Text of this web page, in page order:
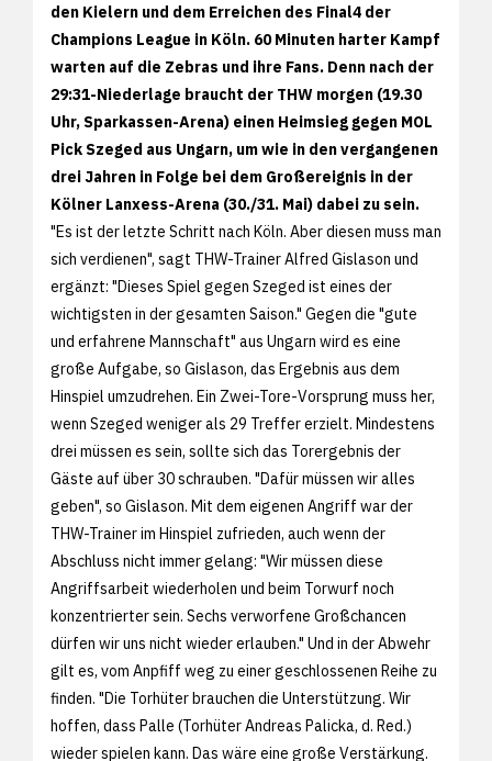
den Kielern und dem Erreichen des Final4 der
Champions League in Köln. 60 Minuten harter Kampf
warten auf die Zebras und ihre Fans. Denn nach der
29:31-Niederlage braucht der THW morgen (19.30
Uhr, Sparkassen-Arena) einen Heimsieg gegen MOL
Pick Szeged aus Ungarn, um wie in den vergangenen
drei Jahren in Folge bei dem Großereignis in der
Kölner Lanxess-Arena (30./31. Mai) dabei zu sein.
"Es ist der letzte Schritt nach Köln. Aber diesen muss man
sich verdienen", sagt THW-Trainer Alfred Gislason und
ergänzt: "Dieses Spiel gegen Szeged ist eines der
wichtigsten in der gesamten Saison." Gegen die "gute
und erfahrene Mannschaft" aus Ungarn wird es eine
große Aufgabe, so Gislason, das Ergebnis aus dem
Hinspiel umzudrehen. Ein Zwei-Tore-Vorsprung muss her,
wenn Szeged weniger als 29 Treffer erzielt. Mindestens
drei müssen es sein, sollte sich das Torergebnis der
Gäste auf über 30 schrauben. "Dafür müssen wir alles
geben", so Gislason. Mit dem eigenen Angriff war der
THW-Trainer im Hinspiel zufrieden, auch wenn der
Abschluss nicht immer gelang: "Wir müssen diese
Angriffsarbeit wiederholen und beim Torwurf noch
konzentrierter sein. Sechs verworfene Großchancen
dürfen wir uns nicht wieder erlauben." Und in der Abwehr
gilt es, vom Anpfiff weg zu einer geschlossenen Reihe zu
finden. "Die Torhüter brauchen die Unterstützung. Wir
hoffen, dass Palle (Torhüter Andreas Palicka, d. Red.)
wieder spielen kann. Das wäre eine große Verstärkung.